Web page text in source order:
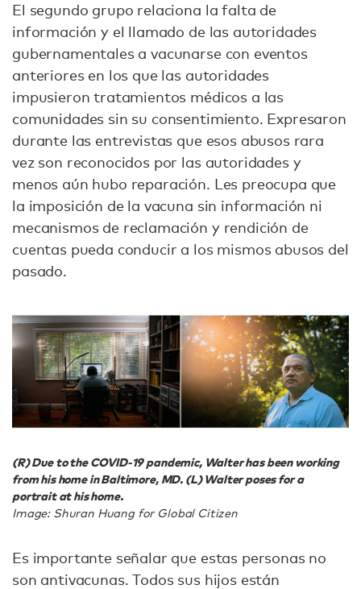
El segundo grupo relaciona la falta de
información y el llamado de las autoridades
gubernamentales a vacunarse con eventos
anteriores en los que las autoridades
impusieron tratamientos médicos a las
comunidades sin su consentimiento. Expresaron
durante las entrevistas que esos abusos rara
vez son reconocidos por las autoridades y
menos aún hubo reparación. Les preocupa que
la imposición de la vacuna sin información ni
mecanismos de reclamación y rendición de
cuentas pueda conducir a los mismos abusos del
pasado.
(R) Due to the COVID-19 pandemic, Walter has been working
from his home in Baltimore, MD. (L) Walter poses for a
portrait at his home.
Image: Shuran Huang for Global Citizen
Es importante señalar que estas personas no
son antivacunas. Todos sus hijos están